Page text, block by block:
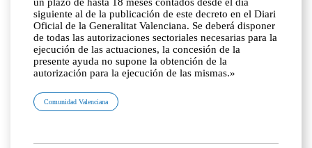
siguiente al de la publicación de este decreto en el Diari
Oficial de la Generalitat Valenciana. Se deberá disponer
de todas las autorizaciones sectoriales necesarias para la
ejecución de las actuaciones, la concesión de la
presente ayuda no supone la obtención de la
autorización para la ejecución de las mismas.»
Comunidad Valenciana